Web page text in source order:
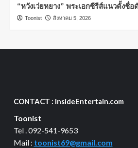
“หวังเว่ยหยาง” พระเอกซีรีส์แนวตั้งชื่อ
Toonist สิงหาคม 5, 2026
CONTACT : InsideEntertain.com
Toonist
Tel . 092-541-9653
Mail : toonist69@gmail.com